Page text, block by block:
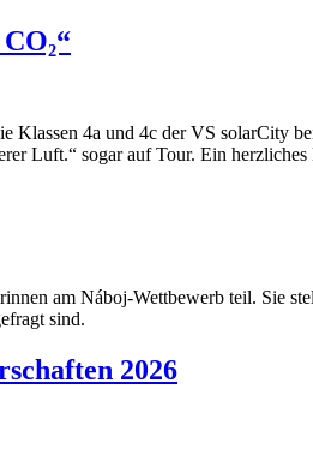
Klassen 4a und 4c der VS solarCity
Luft.“ sogar auf Tour. Ein
am Náboj-Wettbewerb teil. Sie
sind.
2026